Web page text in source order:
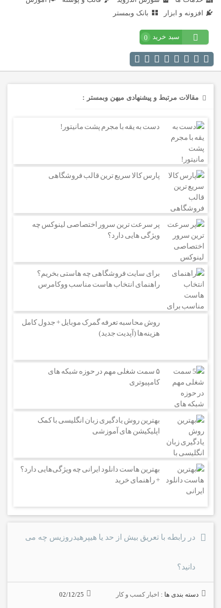
افزونه و ابزار
بانک وبمستر
سبد خرید 0
مقالات مرتبط و پیشنهادی میهن وبمستر :
دست به یقه با مجرم پشت مانیتور!
پارس کالا سریع ترین قالب فروشگاهی
پر سرعت ترین سرور اختصاصی لینوکس چه
ویژگی هایی دارد؟
برای سایت فروشگاهی چه هاستی بخریم؟
راهنمای انتخاب هاست مناسب ووکامرس
روش محاسبه تعرفه گمرک موبایل + جدول کامل
هزینه‌ها (آپدیت جدید)
۵ سمت شغلی مهم در حوزه شبکه های
کامپیوتری
بهترین روش یادگیری زبان انگلیسی با کمک
اپلیکیشن های آموزشی
بهترین هاست دانلود ایرانی چه ویژگی‌هایی دارد؟
+ راهنمای خرید
در رابطه با تعریق بیش از حد یا هیپرهیدروزیس چه می
دانید؟
دسته بندی ها : اخبار کسب و کار 02/12/25